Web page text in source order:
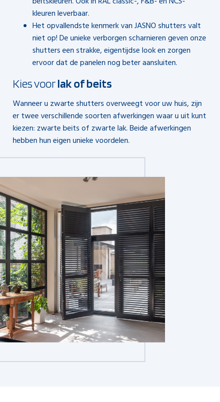
kleuren leverbaar.
Het opvallendste kenmerk van JASNO shutters valt
niet op! De unieke verborgen scharnieren geven onze
shutters een strakke, eigentijdse look en zorgen
ervoor dat de panelen nog beter aansluiten.
Kies voorlak of beits
Wanneer u zwarte shutters overweegt voor uw huis, zijn
er twee verschillende soorten afwerkingen waar u uit kunt
kiezen: zwarte beits of zwarte lak. Beide afwerkingen
hebben hun eigen unieke voordelen.